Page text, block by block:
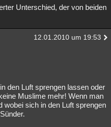
Unterschied, der von beiden
12.01.2010 um 19:53
den Luft sprengen lassen oder
Muslime mehr! Wenn man
wobei sich in den Luft sprengen